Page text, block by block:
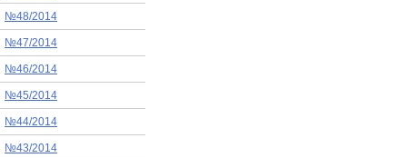
№48/2014
№47/2014
№46/2014
№45/2014
№44/2014
№43/2014